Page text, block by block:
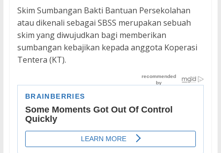
Skim Sumbangan Bakti Bantuan Persekolahan
atau dikenali sebagai SBSS merupakan sebuah
skim yang diwujudkan bagi memberikan
sumbangan kebajikan kepada anggota Koperasi
Tentera (KT).